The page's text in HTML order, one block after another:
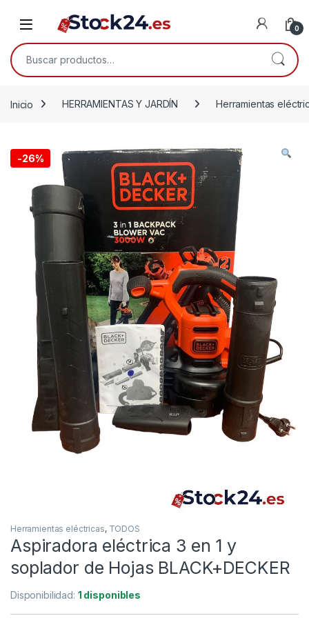
Open 0
Buscar por:
Inicio HERRAMIENTAS Y JARDÍN Herramientas
-26%
Herramientas eléctricas, TODOS
Aspiradora eléctrica 3 en 1 y
soplador de Hojas BLACK+DECKER
Disponibilidad: 1 disponibles